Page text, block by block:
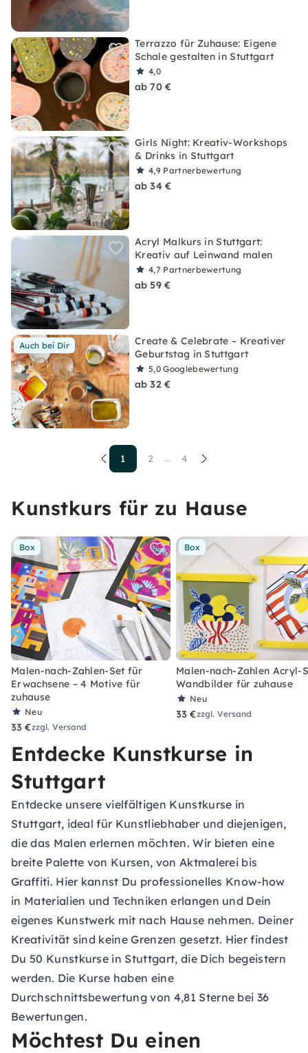
Terrazzo für Zuhause: Eigene
Schale gestalten in Stuttgart
4,0
ab 70 €
Girls Night: Kreativ-Workshops
& Drinks in Stuttgart
4,9 Partnerbewertung
ab 34 €
Acryl Malkurs in Stuttgart:
Kreativ auf Leinwand malen
4,7 Partnerbewertung
ab 59 €
Auch bei Dir
Create & Celebrate – Kreativer
Geburtstag in Stuttgart
5,0Googlebewertung
ab 32 €
1 2 ... 4
Kunstkurs für zu Hause
Box
Malen-nach-Zahlen-Set für
Erwachsene – 4 Motive für
zuhause
Neu
33 €zzgl. Versand
Box
Malen-nach-Zahlen Acryl-
Wandbilder für zuhause
Neu
33 €zzgl. Versand
Entdecke Kunstkurse in
Stuttgart
Entdecke unsere vielfältigen Kunstkurse in
Stuttgart, ideal für Kunstliebhaber und diejenigen,
die das Malen erlernen möchten. Wir bieten eine
breite Palette von Kursen, von Aktmalerei bis
Graffiti. Hier kannst Du professionelles Know-how
in Materialien und Techniken erlangen und Dein
eigenes Kunstwerk mit nach Hause nehmen. Deiner
Kreativität sind keine Grenzen gesetzt. Hier findest
Du 50 Kunstkurse in Stuttgart, die Dich begeistern
werden. Die Kurse haben eine
Durchschnittsbewertung von 4,81 Sterne bei 36
Bewertungen.
Möchtest Du einen